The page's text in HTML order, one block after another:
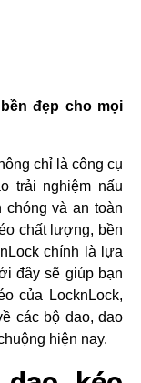
đẹp cho mọi
chỉ là công cụ
trải nghiệm nấu
và an toàn
chất lượng, bền
chính là lựa
đây sẽ giúp bạn
của LocknLock,
các bộ dao, dao
hiện nay.